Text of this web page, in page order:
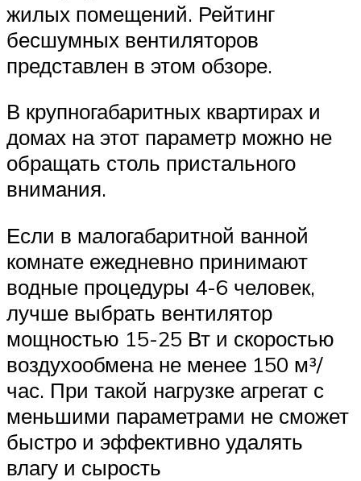
жилых помещений. Рейтинг
бесшумных вентиляторов
представлен в этом обзоре.
В крупногабаритных квартирах и
домах на этот параметр можно не
обращать столь пристального
внимания.
Если в малогабаритной ванной
комнате ежедневно принимают
водные процедуры 4-6 человек,
лучше выбрать вентилятор
мощностью 15-25 Вт и скоростью
воздухообмена не менее 150 м³/
час. При такой нагрузке агрегат с
меньшими параметрами не сможет
быстро и эффективно удалять
влагу и сырость